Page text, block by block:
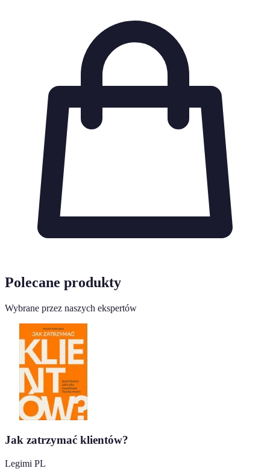
Polecane produkty
Wybrane przez naszych ekspertów
Jak zatrzymać klientów?
Legimi PL